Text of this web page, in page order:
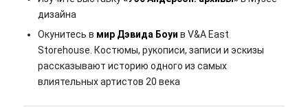
дизайна
Окунитесь в мир Дэвида Боуи в V&A East
Storehouse. Костюмы, рукописи, записи и эскизы
рассказывают историю одного из самых
влиятельных артистов 20 века